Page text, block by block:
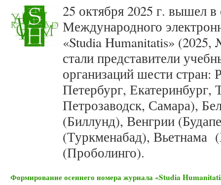
25 октября 2025 г. вышел
Международного
«Studia Humanitatis»
стали представители
организаций шести
Петербург, Екатеринбург,
Петрозаводск, Самара),
(Биллунд), Венгрии
(Туркменабад), Вьетнама
(Проболинго).
Формирование осеннего номера журнала «Studia